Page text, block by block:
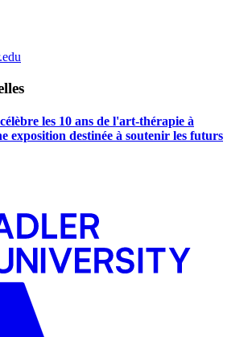
les 10 ans de l'art-thérapie à
exposition destinée à soutenir les futurs